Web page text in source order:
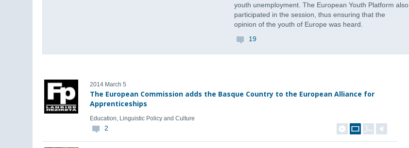
youth unemployment. The European Youth Platform also
participated in the session, thus ensuring that the
opinion of the youth of Europe was heard.
19
2014 March 5
The European Commission adds the Basque Country to the European Alliance for
Apprenticeships
Education, Linguistic Policy and Culture
2